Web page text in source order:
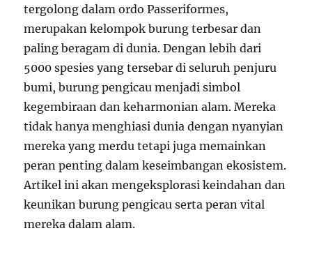
tergolong dalam ordo Passeriformes,
merupakan kelompok burung terbesar dan
paling beragam di dunia. Dengan lebih dari
5000 spesies yang tersebar di seluruh penjuru
bumi, burung pengicau menjadi simbol
kegembiraan dan keharmonian alam. Mereka
tidak hanya menghiasi dunia dengan nyanyian
mereka yang merdu tetapi juga memainkan
peran penting dalam keseimbangan ekosistem.
Artikel ini akan mengeksplorasi keindahan dan
keunikan burung pengicau serta peran vital
mereka dalam alam.